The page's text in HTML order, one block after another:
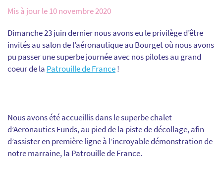
Mis à jour le 10 novembre 2020
Dimanche 23 juin dernier nous avons eu le privilège d’être
invités au salon de l’aéronautique au Bourget où nous avons
pu passer une superbe journée avec nos pilotes au grand
coeur de la Patrouille de France!
Nous avons été accueillis dans le superbe chalet
d’Aeronautics Funds, au pied de la piste de décollage, afin
d’assister en première ligne à l’incroyable démonstration de
notre marraine, la Patrouille de France.